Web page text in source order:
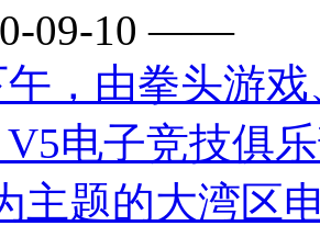
09-10 ——
午，由拳头游
电子竞技俱
主题的大湾区